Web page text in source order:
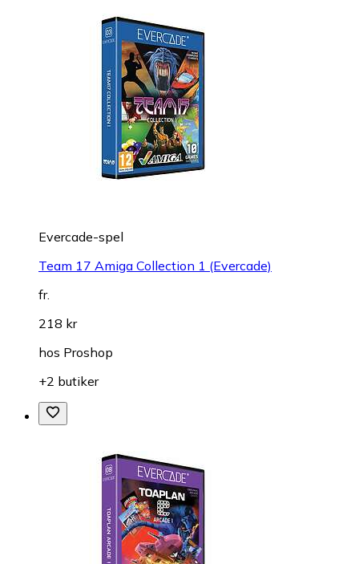
Evercade-spel
Team 17 Amiga Collection 1 (Evercade)
fr.
218 kr
hos Proshop
+2 butiker